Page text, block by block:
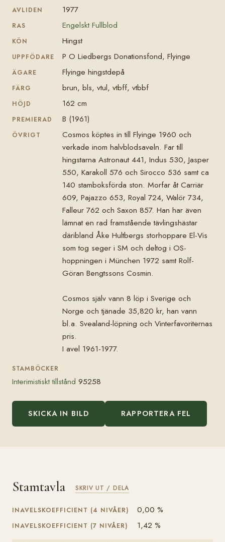
AVLIDEN 1977
RAS Engelskt Fullblod
KÖN Hingst
UPPFÖDARE P O Liedbergs Donationsfond, Flyinge
ÄGARE Flyinge hingstdepå
FÄRG brun, bls, vtul, vtbff, vtbbf
HÖJD 162 cm
PREMIERAD B (1961)
ÖVRIGT
Cosmos köptes in till Flyinge 1960 och
verkade inom halvblodsaveln. Far till
hingstarna Astronaut 441, Indus 530, Jasper
550, Karakoll 576 och Sirocco 536 samt ca
140 stamboksförda ston. Morfar åt Carriär
609, Pajazzo 653, Royal 724, Walör 734,
Falleur 762 och Saxon 857. Han har även
lämnat en rad framstående tävlingshästar
däribland Åke Hultbergs storhoppare El-Vis
som tog seger i SM och deltog i OS-
hoppningen i München 1972 samt Rolf-
Göran Bengtssons Cosmin.
Cosmos själv vann 8 löp i Sverige och
Norge och tjänade 35,820 kr, han vann
bl.a. Svealand-löpning och Vinterfavoriternas
pris.
I avel 1961-1977.
STAMBÖCKER
Interimistiskt tillstånd 95258
SKICKA IN BILD RAPPORTERA FEL
Stamtavla SKRIV UT / DELA
INAVELSKOEFFICIENT (4 NIVÅER) 0,00 %
INAVELSKOEFFICIENT (7 NIVÅER) 1,42 %